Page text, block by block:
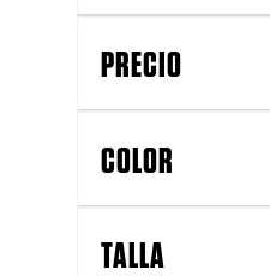
PRECIO
COLOR
TALLA